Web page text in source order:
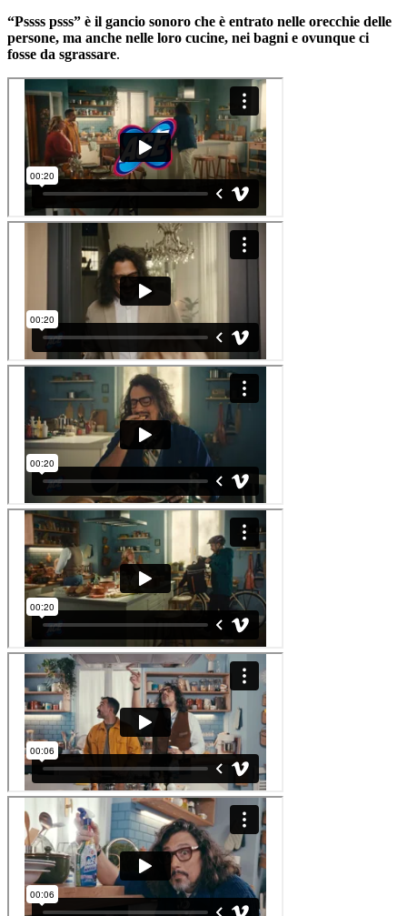
“Pssss psss” è il gancio sonoro che è entrato nelle orecchie delle
persone, ma anche nelle loro cucine, nei bagni e ovunque ci
fosse da sgrassare.